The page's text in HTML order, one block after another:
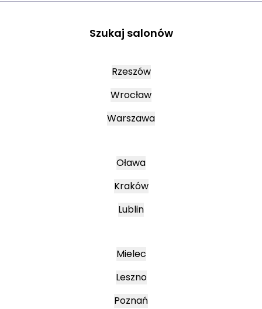
Szukaj salonów
Rzeszów
Wrocław
Warszawa
Oława
Kraków
Lublin
Mielec
Leszno
Poznań